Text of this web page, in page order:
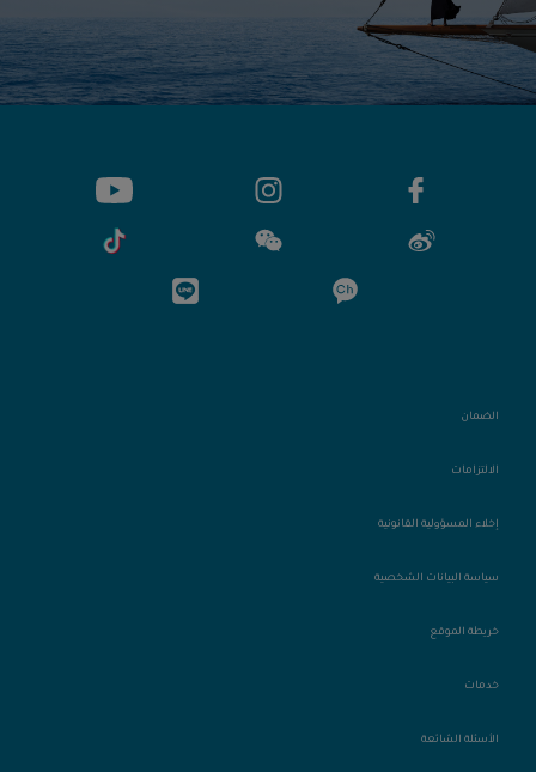
الضمان
الالتزامات
إخلاء المسؤولية القانونية
سياسة البيانات الشخصية
خريطة الموقع
خدمات
الأسئلة الشائعة